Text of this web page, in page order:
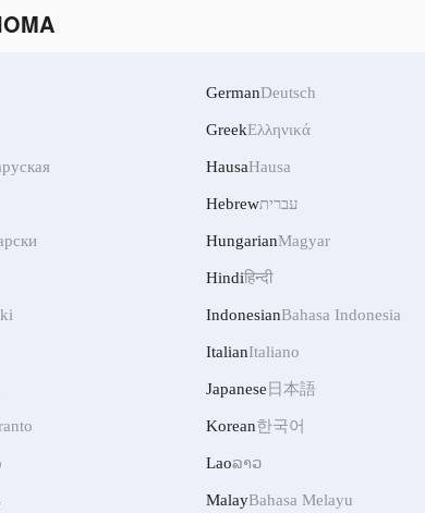
GermanDeutsch
GreekΕλληνικά
HausaHausa
Hebrewעברית
HungarianMagyar
Hindiहिन्दी
IndonesianBahasa Indonesia
ItalianItaliano
Japanese 日本語
Korean한국어
Laoລາວ
MalayBahasa Melayu